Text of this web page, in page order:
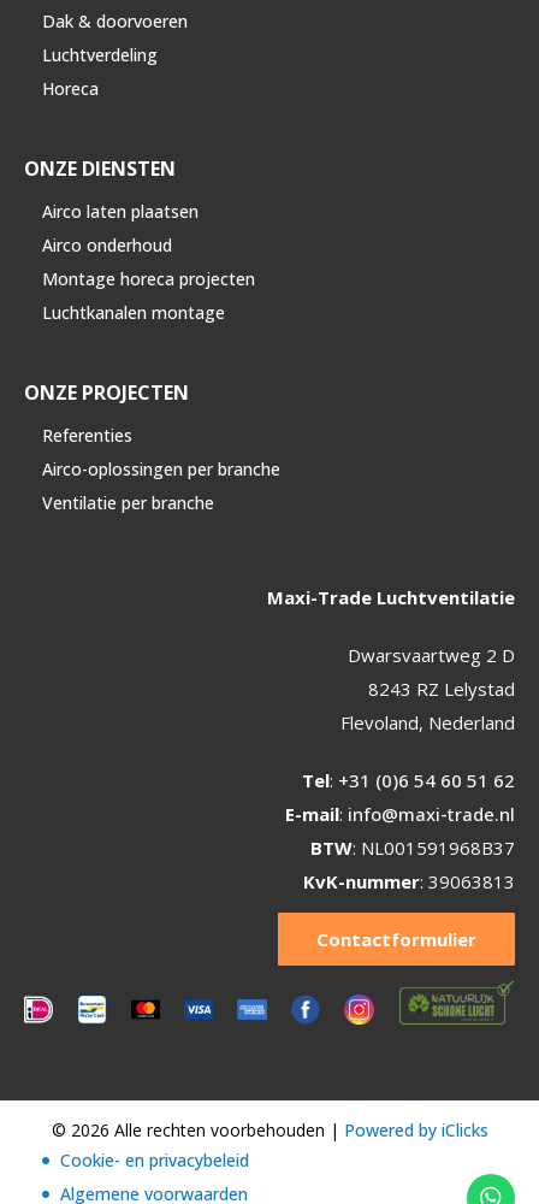
Dak & doorvoeren
Luchtverdeling
Horeca
ONZE DIENSTEN
Airco laten plaatsen
Airco onderhoud
Montage horeca projecten
Luchtkanalen montage
ONZE PROJECTEN
Referenties
Airco-oplossingen per branche
Ventilatie per branche
Maxi-Trade Luchtventilatie
Dwarsvaartweg 2 D
8243 RZ Lelystad
Flevoland, Nederland
Tel: +31 (0)6 54 60 51 62
E-mail: info@maxi-trade.nl
BTW: NL001591968B37
KvK-nummer: 39063813
Contactformulier
© 2026 Alle rechten voorbehouden | Powered by iClicks
Cookie- en privacybeleid
Algemene voorwaarden